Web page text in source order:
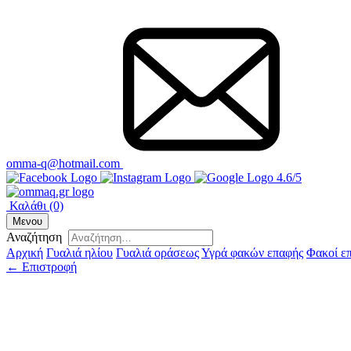
omma-q@hotmail.com
4.6/5
Καλάθι (0)
Μενου
Αναζήτηση
Αρχική Γυαλιά ηλίου Γυαλιά οράσεωςΥγρά φακών επαφής Φακοί
← Επιστροφή